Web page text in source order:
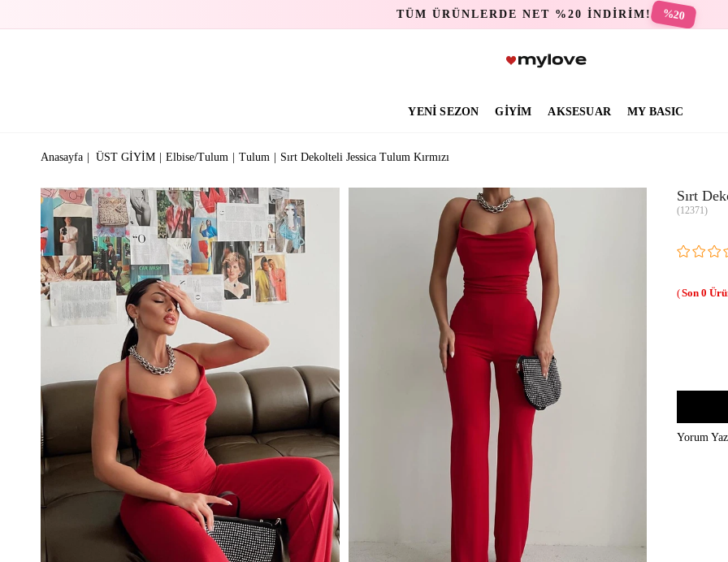
TÜM ÜRÜNLERDE NET %20 İNDİRİM! %20
YENİ SEZON GİYİM AKSESUAR MY BASIC
Anasayfa ÜST GİYİM Elbise/Tulum Tulum Sırt Dekolteli Jessica Tulum Kırmızı
Sırt
(12371)
0
Yorum Yaz